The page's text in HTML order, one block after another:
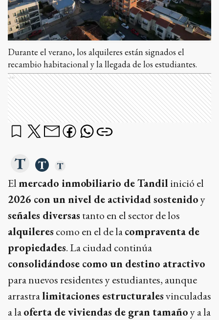
Durante el verano, los alquileres están signados el
recambio habitacional y la llegada de los estudiantes.
Ads
Elmercado inmobiliario de Tandilinició el
2026 con un nivel de actividad sostenidoy
señales diversas tanto en el sector de los
alquileres como en el de lacompraventa de
propiedades. La ciudad continúa
consolidándose como un destino atractivo
para nuevos residentes y estudiantes, aunque
arrastralimitaciones estructuralesvinculadas
a laoferta de viviendas de gran tamañoy a la